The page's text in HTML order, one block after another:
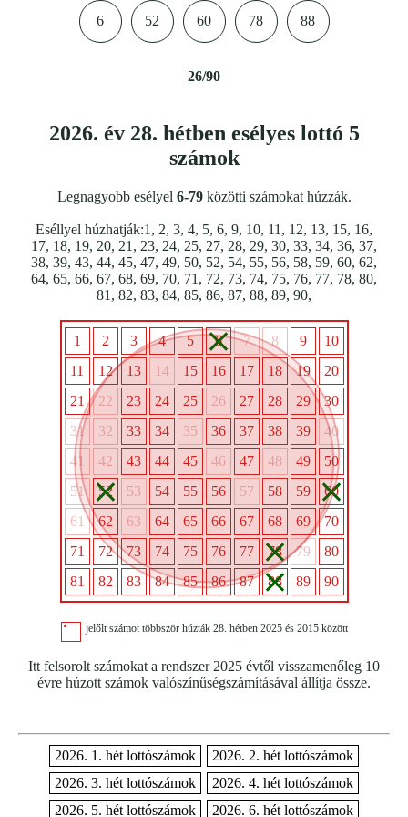
6 52 60 78 88
26/90
2026. év 28. hétben esélyes lottó 5
számok
Legnagyobb esélyel 6-79közötti számokat húzzák.
Eséllyel húzhatják:1, 2, 3, 4, 5, 6, 9, 10, 11, 12, 13, 15, 16,
17, 18, 19, 20, 21, 23, 24, 25, 27, 28, 29, 30, 33, 34, 36, 37,
38, 39, 43, 44, 45, 47, 49, 50, 52, 54, 55, 56, 58, 59, 60, 62,
64, 65, 66, 67, 68, 69, 70, 71, 72, 73, 74, 75, 76, 77, 78, 80,
81, 82, 83, 84, 85, 86, 87, 88, 89, 90,
1 2 3 4 5 6 7 8 9
10
11
12 13 14 15 16 17 18 19
20
21
22 23 24 25 26 27 28 29
30
31
32 33 34 35 36 37 38 39
40
41
42 43 44 45 46 47 48 49
50
51
52 53 54 55 56 57 58 59
60
61
62 63 64 65 66 67 68 69
70
71
72 73 74 75 76 77 78 79
80
81
82 83 84 85 86 87 88 89 90
jelőlt számot többször húzták 28. hétben 2025 és 2015 között
Itt felsorolt számokat a rendszer 2025 évtől visszamenőleg 10
évre húzott számok valószínűségszámításával állítja össze.
2026. 1. hét lottószámok
2026. 2. hét lottószámok
2026. 3. hét lottószámok
2026. 4. hét lottószámok
2026. 5. hét lottószámok
2026. 6. hét lottószámok